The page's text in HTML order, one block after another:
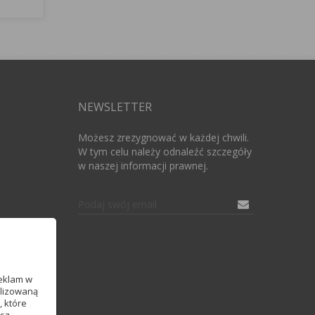
NEWSLETTER
Możesz zrezygnować w każdej chwili.
W tym celu należy odnaleźć szczegóły
w naszej informacji prawnej.
w
które